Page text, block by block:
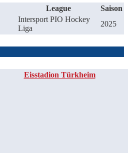
League
Saison
Intersport PIO Hockey
Liga
2025
Eisstadion Türkheim